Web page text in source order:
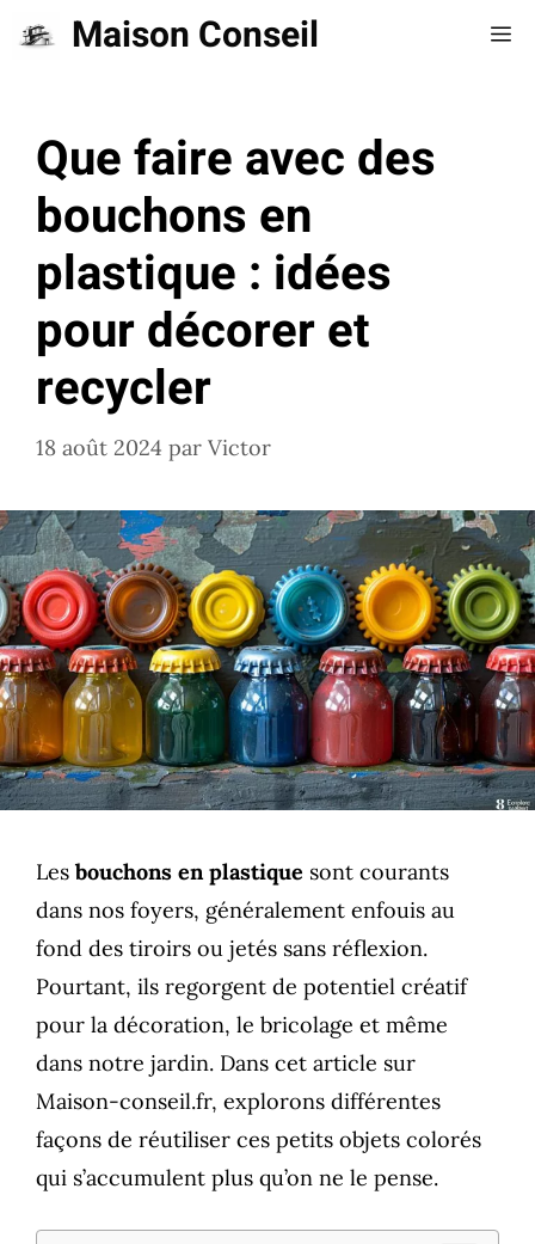
Aller
Maison Conseil
Que faire avec des
bouchons en
plastique : idées
pour décorer et
recycler
18 août 2024 par Victor
Les bouchons en plastique sont courants
dans nos foyers, généralement enfouis au
fond des tiroirs ou jetés sans réflexion.
Pourtant, ils regorgent de potentiel créatif
pour la décoration, le bricolage et même
dans notre jardin. Dans cet article sur
Maison-conseil.fr, explorons différentes
façons de réutiliser ces petits objets colorés
qui s’accumulent plus qu’on ne le pense.